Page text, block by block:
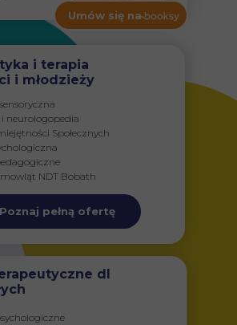
Umów się na
i terapia
i młodzieży
neurologopedia
Społecznych
NDT Bobath
Poznaj pełną ofertę
dl